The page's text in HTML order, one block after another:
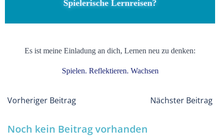
Spielerische Lernreisen?
Es ist meine Einladung an dich, Lernen neu zu denken:
Spielen. Reflektieren. Wachsen
Post
navigation
Vorheriger Beitrag
Post
Nächster Beitrag
Noch kein Beitrag vorhanden